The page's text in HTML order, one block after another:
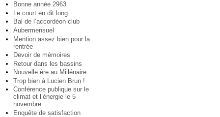
Bonne année 2963
Le court en dit long
Bal de l’accordéon club
Aubermensuel
Mention assez bien pour la
rentrée
Devoir de mémoires
Retour dans les bassins
Nouvelle ère au Millénaire
Trop bien à Lucien Brun !
Conférence publique sur le
climat et l’énergie le 5
novembre
Enquête de satisfaction